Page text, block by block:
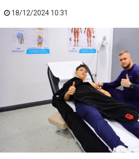
18/12/2024 10:31